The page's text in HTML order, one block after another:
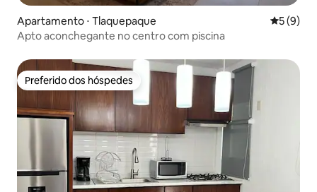
Apartamento ⋅ Tlaquepaque 5 de
5 (9)
Apto aconchegante no centro com piscina
Preferido dos hóspedes
Preferido dos hóspedes